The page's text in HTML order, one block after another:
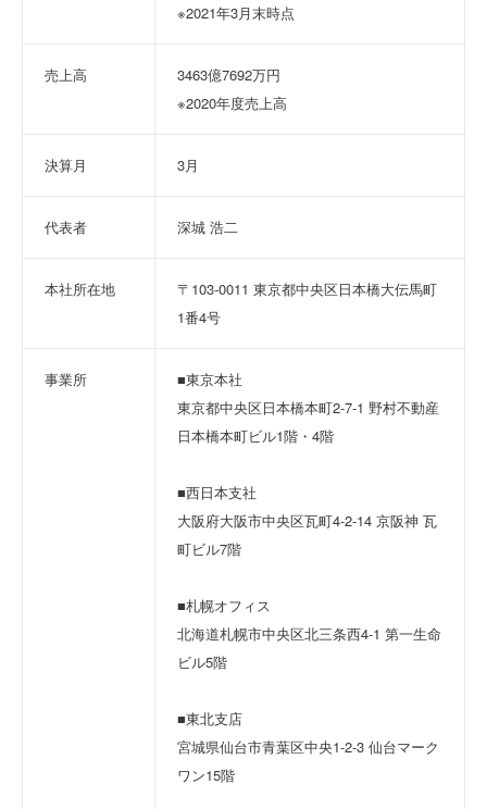
※2021年3月末時点
売上高
3463億7692万円
※2020年度売上高
決算月 3月
代表者 深城 浩二
本社所在地
〒103-0011 東京都中央区日本橋大伝馬町
1番4号
事業所
■東京本社
東京都中央区日本橋本町2-7-1 野村不動産
日本橋本町ビル1階・4階
■西日本支社
大阪府大阪市中央区瓦町4-2-14 京阪神 瓦
町ビル7階
■札幌オフィス
北海道札幌市中央区北三条西4-1 第一生命
ビル5階
■東北支店
宮城県仙台市青葉区中央1-2-3 仙台マーク
ワン15階